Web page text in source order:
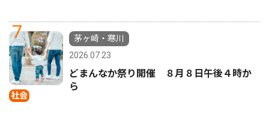
7
社会
茅ヶ崎・寒川
2026.07.23
どまんなか祭り開催 ８月８日午後４時か
ら